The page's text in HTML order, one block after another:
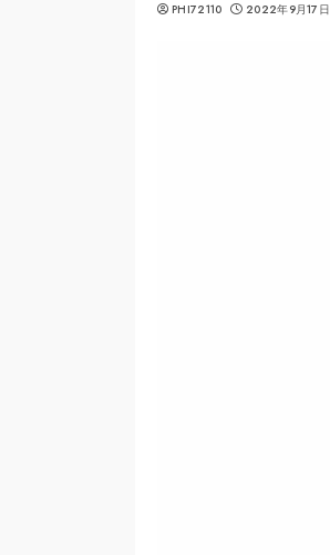
PHI72110 2022年9月17日